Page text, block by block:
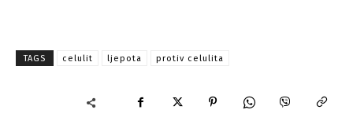
TAGS celulit ljepota protiv celulita